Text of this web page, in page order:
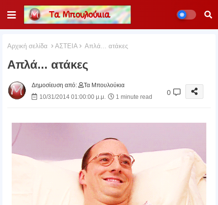
Αρχική σελίδα ΑΣΤΕΙΑ Απλά... ατάκες
Απλά... ατάκες
Δημοσίευση από:
Τα Μπουλούκια
10/31/2014 01:00:00 μ.μ.
1 minute read
0